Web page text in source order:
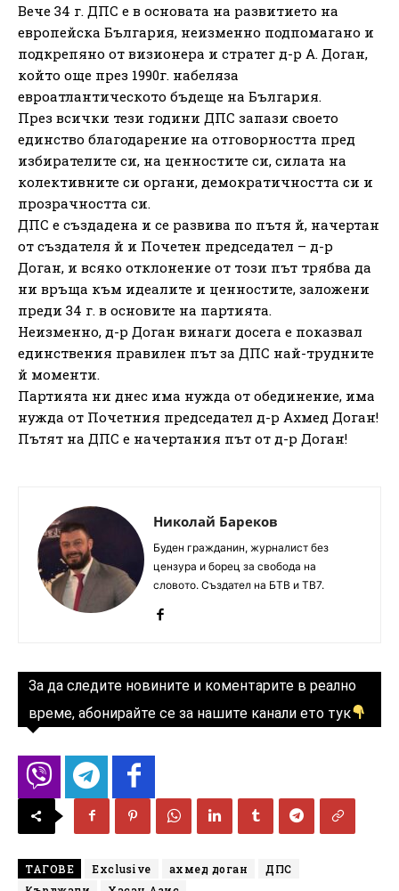
Вече 34 г. ДПС е в основата на развитието на
европейска България, неизменно подпомагано и
подкрепяно от визионера и стратег д-р А. Доган,
който още през 1990г. набеляза
евроатлантическото бъдеще на България.
През всички тези години ДПС запази своето
единство благодарение на отговорността пред
избирателите си, на ценностите си, силата на
колективните си органи, демократичността си и
прозрачността си.
ДПС е създадена и се развива по пътя й, начертан
от създателя й и Почетен председател – д-р
Доган, и всяко отклонение от този път трябва да
ни връща към идеалите и ценностите, заложени
преди 34 г. в основите на партията.
Неизменно, д-р Доган винаги досега е показвал
единствения правилен път за ДПС най-трудните
й моменти.
Партията ни днес има нужда от обединение, има
нужда от Почетния председател д-р Ахмед Доган!
Пътят на ДПС е начертания път от д-р Доган!
Николай Бареков
Буден гражданин, журналист без
цензура и борец за свобода на
словото. Създател на БТВ и ТВ7.
За да следите новините и коментарите в реално
време, абонирайте се за нашите канали ето тук
ТАГОВЕ Exclusive ахмед доган
ДПС